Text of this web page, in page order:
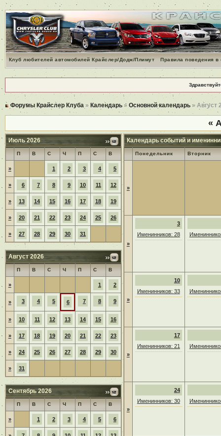
Клуб любителей автомобилей Крайслер/Додж/Плимут Правила поведения
Форумы Крайслер Клуба » Календарь» Основной календарь» Август
«
Июль 2026
П В С Ч П С В
» 1 2 3 4 5
» 6 7 8 9 10 11 12
» 13 14 15 16 17 18 19
» 20 21 22 23 24 25 26
» 27 28 29 30 31
Август 2026
П В С Ч П С В
» 1 2
» 3 4 5 6 7 8 9
» 10 11 12 13 14 15 16
» 17 18 19 20 21 22 23
» 24 25 26 27 28 29 30
» 31
Сентябрь 2026
П В С Ч П С В
» 1 2 3 4 5 6
Календарь событий и
Понедельник Вторник
»
»
3
Именинников: 28
»
10
Именинников: 33
»
17
Именинников: 21
»
24
Именинников: 30